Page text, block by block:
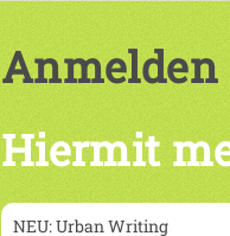
Anmelden
Hiermit